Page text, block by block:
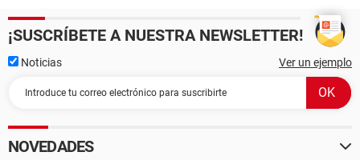
¡SUSCRÍBETE A NUESTRA NEWSLETTER!
Noticias Ver un ejemplo
NOVEDADES